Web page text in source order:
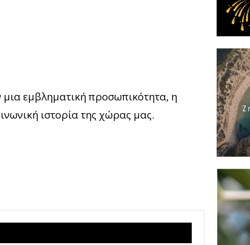
εμβληματική προσωπικότητα, η
ιστορία της χώρας μας.